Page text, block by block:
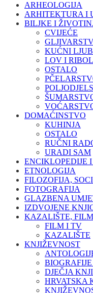
ARHEOLOGIJA
ARHITEKTURA I
BILJKE I
CVIJEĆE
KUĆNI
LOV I
OSTALO
DOMAĆINSTVO
KUHINJA
OSTALO
RUČNI
URADI SAM
ENCIKLOPEDIJE
ETNOLOGIJA
FILOZOFIJA,
FOTOGRAFIJA
GLAZBENA
IZDVOJENE
KAZALIŠTE, FILM
FILM I TV
KAZALIŠTE
KNJIŽEVNOST
DJEČJA
HRVATSKA